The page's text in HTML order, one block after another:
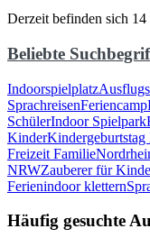
Derzeit befinden sich 14
Beliebte
Indoorspielplatz
SprachreisenFeriencamp
SchülerIndoor Spielpark
KinderKindergeburtstag
Freizeit Familie
NRWZauberer für
Ferienindoor klettern
Häufig gesuchte